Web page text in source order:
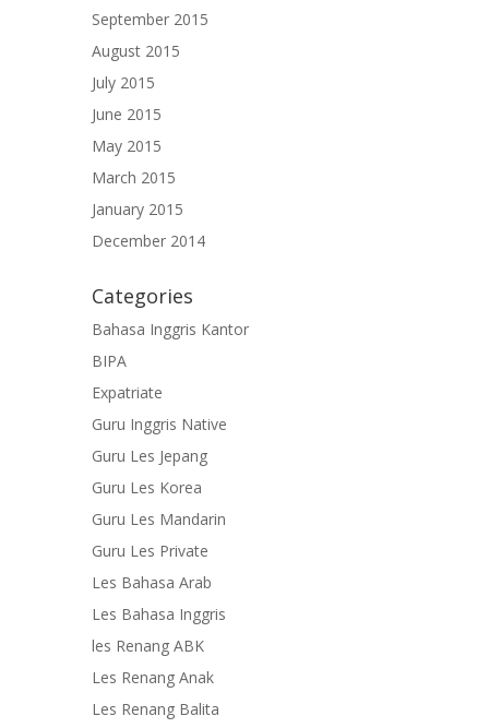
September 2015
August 2015
July 2015
June 2015
May 2015
March 2015
January 2015
December 2014
Categories
Bahasa Inggris Kantor
BIPA
Expatriate
Guru Inggris Native
Guru Les Jepang
Guru Les Korea
Guru Les Mandarin
Guru Les Private
Les Bahasa Arab
Les Bahasa Inggris
les Renang ABK
Les Renang Anak
Les Renang Balita